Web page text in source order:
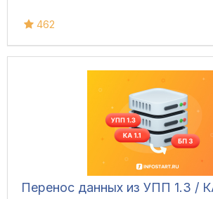
462
Перенос данных из УПП 1.3 /